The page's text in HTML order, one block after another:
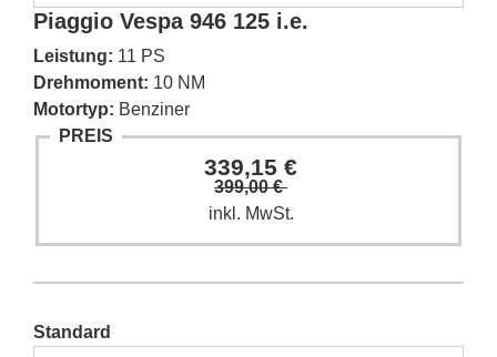
Piaggio Vespa 946 125 i.e.
Leistung: 11 PS
Drehmoment: 10 NM
Motortyp: Benziner
PREIS
339,15 €
399,00 €
inkl. MwSt.
Standard